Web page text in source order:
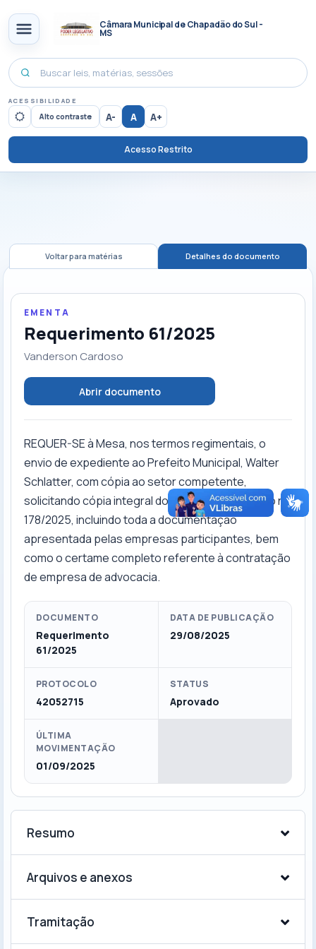
Câmara Municipal de Chapadão do Sul -
MS
ACESSIBILIDADE
Alto contraste A- A A+
Acesso Restrito
Voltar para matérias Detalhes do documento
EMENTA
Requerimento 61/2025
Vanderson Cardoso
Abrir documento
REQUER-SE à Mesa, nos termos regimentais, o
envio de expediente ao Prefeito Municipal, Walter
Schlatter, com cópia ao setor competente,
solicitando cópia integral do Processo Licitatório nº
178/2025, incluindo toda a documentação
apresentada pelas empresas participantes, bem
como o certame completo referente à contratação
de empresa de advocacia.
DOCUMENTO
Requerimento
61/2025
DATA DE PUBLICAÇÃO
29/08/2025
PROTOCOLO
42052715
STATUS
Aprovado
ÚLTIMA
MOVIMENTAÇÃO
01/09/2025
Resumo
Arquivos e anexos
Tramitação